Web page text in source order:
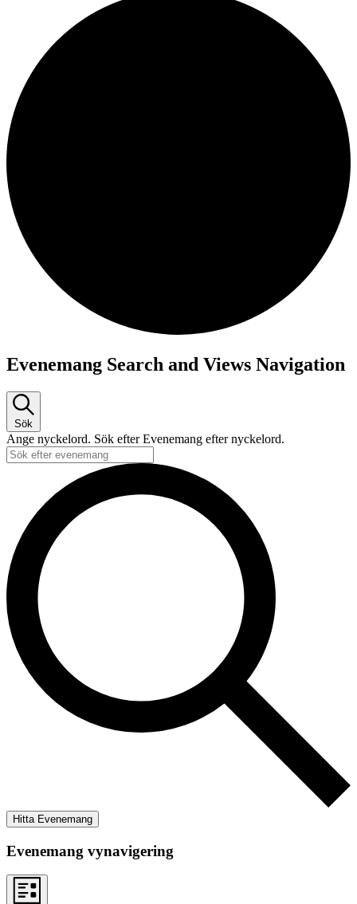
Evenemang
Evenemang Search and Views Navigation
Sök
Ange nyckelord. Sök efter Evenemang efter nyckelord.
Hitta Evenemang
Evenemang vynavigering